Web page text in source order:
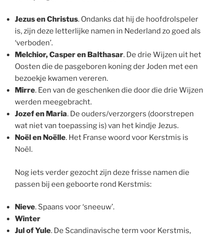
Jezus en Christus. Ondanks dat hij de hoofdrolspeler
is, zijn deze letterlijke namen in Nederland zo goed als
‘verboden’.
Melchior, Casper en Balthasar. De drie Wijzen uit het
Oosten die de pasgeboren koning der Joden met een
bezoekje kwamen vereren.
Mirre. Een van de geschenken die door die drie Wijzen
werden meegebracht.
Jozef en Maria. De ouders/verzorgers (doorstrepen
wat niet van toepassing is) van het kindje Jezus.
Noël en Noëlle. Het Franse woord voor Kerstmis is
Noël.
Nog iets verder gezocht zijn deze frisse namen die
passen bij een geboorte rond Kerstmis:
Nieve. Spaans voor ‘sneeuw’.
Winter
Jul of Yule. De Scandinavische term voor Kerstmis,